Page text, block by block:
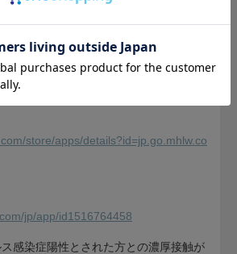
リースされました新型コロナウイルス
COVID-19 Contact-Confirming Ap
いたします。
store/apps/details?id=jp.go.mhlw.co
jp/app/id1516764458
感染症陽性とされた方との濃厚接触が